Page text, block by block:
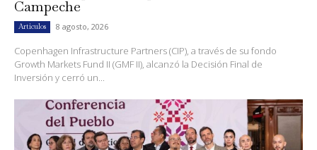
Campeche
Artículos 8 agosto, 2026
Copenhagen Infrastructure Partners (CIP), a través de su fondo
Growth Markets Fund II (GMF II), alcanzó la Decisión Final de
Inversión y cerró un...